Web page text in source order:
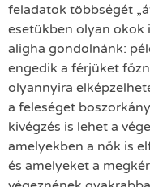
feladatok többségét
esetükben olyan okok
aligha gondolnánk:
engedik a férjüket
olyannyira
a feleséget
kivégzés is lehet a
amelyekben a nők is
és amelyeket a